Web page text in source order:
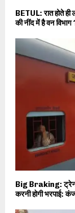
BETUL: रात होते ही
की नींद में है वन विभाग
Big Braking: ट्रेन में
करनी होगी भरपाई: